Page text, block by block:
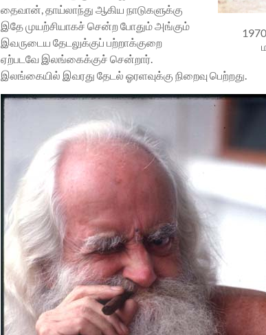
தைவான், தாய்லாந்து ஆகிய நாடுகளுக்கு
இதே முயற்சியாகச் சென்ற போதும் அங்கும்
இவருடைய தேடலுக்குப் பற்றாக்குறை
ஏற்படவே இலங்கைக்குச் சென்றார்.
இலங்கையில் இவரது தேடல் ஓரளவுக்கு நிறைவு பெற்றது.